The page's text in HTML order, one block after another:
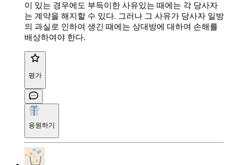
이 있는 경우에도 부득이한 사유있는 때에는 각 당사자
는 계약을 해지할 수 있다. 그러나 그 사유가 당사자 일방
의 과실로 인하여 생긴 때에는 상대방에 대하여 손해를
배상하여야 한다.
평가
응원하기